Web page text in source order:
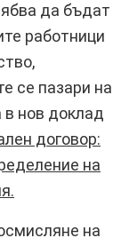
да бъдат
работници
се пазари на
в нов доклад
договор:
на
на